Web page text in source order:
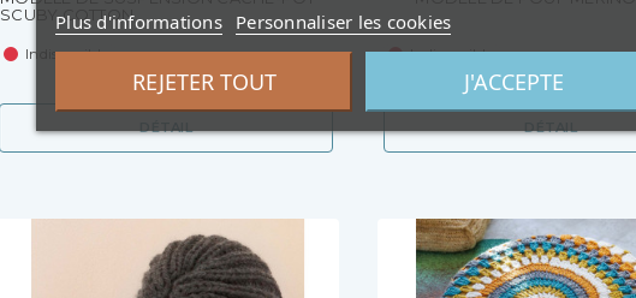
SCUBY COTTON
Indisponible
DÉTAIL
Indisponible
DÉTAIL
Plus d'informations Personnaliser les cookies
REJETER TOUT J'ACCEPTE